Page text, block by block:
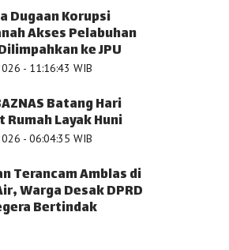
Dugaan Korupsi
Akses Pelabuhan
ke JPU
- 11:16:43 WIB
Batang Hari
Rumah Layak Huni
- 06:04:35 WIB
Terancam Amblas di
Warga Desak DPRD
Bertindak